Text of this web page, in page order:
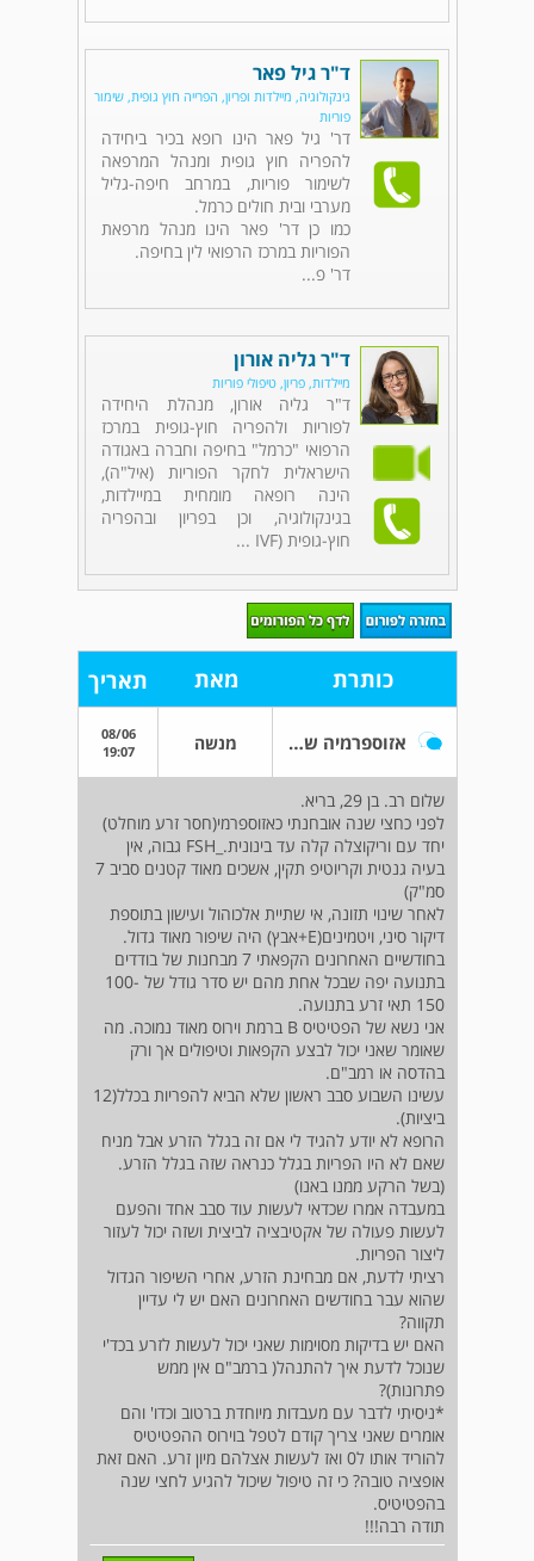
ד"ר גיל פאר
גינקולוגיה, מיילדות ופריון, הפרייה חוץ גופית, שימור
פוריות
דר' גיל פאר הינו רופא בכיר ביחידה
להפריה חוץ גופית ומנהל המרפאה
לשימור פוריות, במרחב חיפה-גליל
מערבי ובית חולים כרמל.
כמו כן דר' פאר הינו מנהל מרפאת
הפוריות במרכז הרפואי לין בחיפה.
דר' פ...
ד"ר גליה אורון
מיילדות, פריון, טיפולי פוריות
ד"ר גליה אורון, מנהלת היחידה
לפוריות ולהפריה חוץ-גופית במרכז
הרפואי "כרמל" בחיפה וחברה באגודה
הישראלית לחקר הפוריות (איל"ה),
הינה רופאה מומחית במיילדות,
בגינקולוגיה, וכן בפריון ובהפריה
חוץ-גופית (IVF ...
כותרת מאת תאריך
אזוספרמיה שהשתפרה לבודדים בתנועה מנשה
08/06
19:07
שלום רב. בן 29, בריא.
לפני כחצי שנה אובחנתי כאזוספרמי(חסר זרע מוחלט)
יחד עם וריקוצלה קלה עד בינונית._FSH גבוה, אין
בעיה גנטית וקריוטיפ תקין, אשכים מאוד קטנים סביב 7
סמ"ק)
לאחר שינוי תזונה, אי שתיית אלכוהול ועישון בתוספת
דיקור סיני, ויטמינים(E+אבץ) היה שיפור מאוד גדול.
בחודשיים האחרונים הקפאתי 7 מבחנות של בודדים
בתנועה יפה שבכל אחת מהם יש סדר גודל של 100-
150 תאי זרע בתנועה.
אני נשא של הפטיטיס B ברמת וירוס מאוד נמוכה. מה
שאומר שאני יכול לבצע הקפאות וטיפולים אך ורק
בהדסה או רמב"ם.
עשינו השבוע סבב ראשון שלא הביא להפריות בכלל(12
ביציות).
הרופא לא יודע להגיד לי אם זה בגלל הזרע אבל מניח
שאם לא היו הפריות בגלל כנראה שזה בגלל הזרע.
(בשל הרקע ממנו באנו)
במעבדה אמרו שכדאי לעשות עוד סבב אחד והפעם
לעשות פעולה של אקטיבציה לביצית ושזה יכול לעזור
ליצור הפריות.
רציתי לדעת, אם מבחינת הזרע, אחרי השיפור הגדול
שהוא עבר בחודשים האחרונים האם יש לי עדיין
תקווה?
האם יש בדיקות מסוימות שאני יכול לעשות לזרע בכד'י
שנוכל לדעת איך להתנהל( ברמב"ם אין ממש
פתרונות)?
*ניסיתי לדבר עם מעבדות מיוחדת ברטוב וכדו' והם
אומרים שאני צריך קודם לטפל בוירוס ההפטיטיס
להוריד אותו ל0 ואז לעשות אצלהם מיון זרע. האם זאת
אופציה טובה? כי זה טיפול שיכול להגיע לחצי שנה
בהפטיטיס.
תודה רבה!!!